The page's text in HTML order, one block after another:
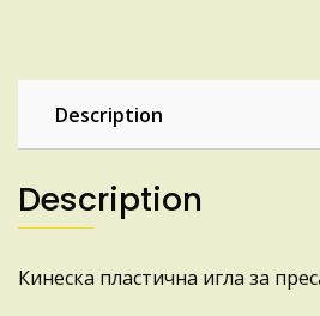
Description
Description
Кинеска пластична игла за